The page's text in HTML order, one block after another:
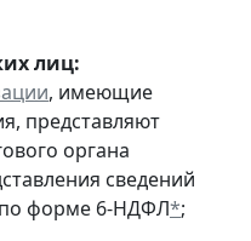
лиц:
, имеющие
представляют
органа
сведений
форме 6-НДФЛ*;